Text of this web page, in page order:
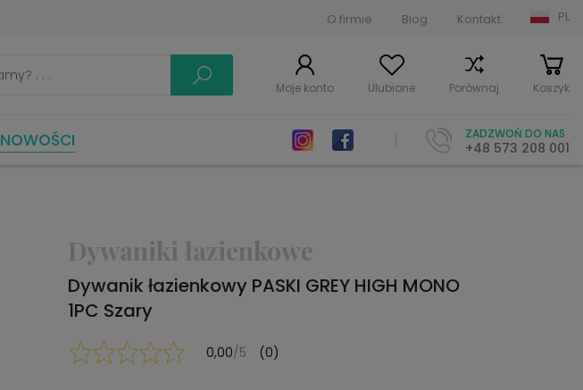
O firmie Blog Kontakt PL
Moje konto Ulubione Porównaj Koszyk
NOWOŚCI ZADZWOŃ DO NAS
+48 573 208 001
Dywaniki łazienkowe
Dywanik łazienkowy PASKI GREY HIGH MONO
1PC Szary
0,00/5 (0)